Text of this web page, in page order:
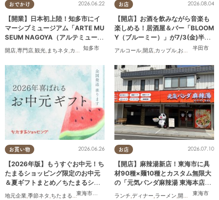
おでかけ
知多市
2026.06.22
【開業】日本初上陸！知多市にイ
マーシブミュージアム「ARTE MU
SEUM NAGOYA（アルテミュージ
アムナゴヤ）」が2026年11月下旬
にオープン
開店,専門店,観光, まちネタ ,カップル ,友人
お店
半田市
2026.08.04
【開店】お酒を飲みながら音楽も
楽しめる！居酒屋＆バー「BLOOM
Y（ブルーミー）」が7/3(金)半田
市でオープン
アルコール,開店,カップル,おひとりさま
お買い物
東海市大府市 知多市, 東浦町, 阿久比町 ,半田市 常滑市,武豊
2026.06.26
【2026年版】もうすぐお中元！ち
たまるショッピング限定のお中元
＆夏ギフトまとめ／ちたまるショ
ッピング
地元企業,季節ネタ ,ちたまるショッピング 家族,おうち時間
お店
東海市
2026.07.10
【開店】麻辣湯新店！東海市に具
材90種×麺10種とカスタム無限大
の「元気パンダ麻辣湯 東海本店」
ランチ,ディナー,ラーメン,開店 夫婦,カッ